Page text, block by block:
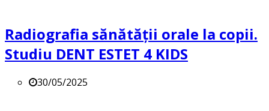
Radiografia sănătății orale la copii.
Studiu DENT ESTET 4 KIDS
30/05/2025